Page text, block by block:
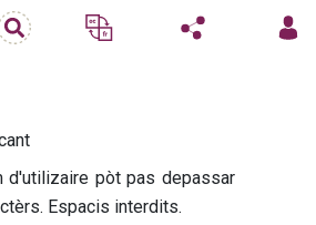
d'utilizaire pòt pas depassar
Espacis interdits.